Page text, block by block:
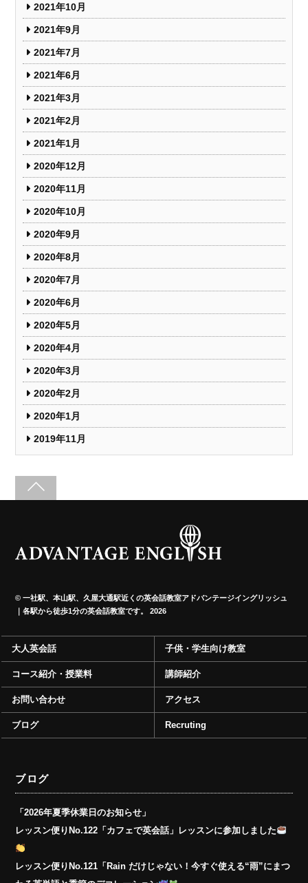
2021年10月
2021年9月
2021年7月
2021年6月
2021年3月
2021年2月
2021年1月
2020年12月
2020年11月
2020年10月
2020年9月
2020年8月
2020年7月
2020年6月
2020年5月
2020年4月
2020年3月
2020年2月
2020年1月
2019年11月
©一社駅、本山駅、久屋大通駅近くの英会話教室アドバンテージイングリッシュ
｜各駅から徒歩1分の英会話教室です。
2026
大人英会話 子供・学生向け教室
コース紹介・授業料 講師紹介
お問い合わせ アクセス
ブログ Recruting
ブログ
「2026年夏季休業日のお知らせ」
レッスン便りNo.122「カフェで英会話」レッスンに参加しました
レッスン便りNo.121「Rain だけじゃない！今すぐ使える“雨”にまつ